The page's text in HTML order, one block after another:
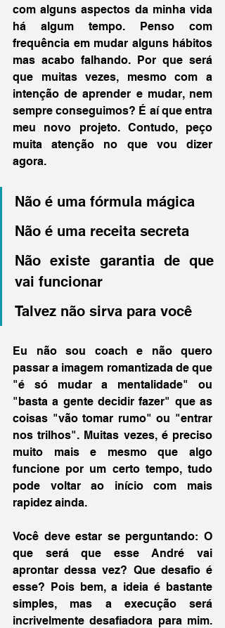
com alguns aspectos da minha vida
há algum tempo. Penso com
frequência em mudar alguns hábitos
mas acabo falhando. Por que será
que muitas vezes, mesmo com a
intenção de aprender e mudar, nem
sempre conseguimos? É aí que entra
meu novo projeto. Contudo, peço
muita atenção no que vou dizer
agora.
Não é uma fórmula mágica
Não é uma receita secreta
Não existe garantia de que
vai funcionar
Talvez não sirva para você
Eu não sou coach e não quero
passar a imagem romantizada de que
"é só mudar a mentalidade" ou
"basta a gente decidir fazer" que as
coisas "vão tomar rumo" ou "entrar
nos trilhos". Muitas vezes, é preciso
muito mais e mesmo que algo
funcione por um certo tempo, tudo
pode voltar ao início com mais
rapidez ainda.
Você deve estar se perguntando: O
que será que esse André vai
aprontar dessa vez? Que desafio é
esse? Pois bem, a ideia é bastante
simples, mas a execução será
incrivelmente desafiadora para mim.